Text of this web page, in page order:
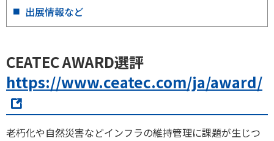
出展情報など
CEATEC AWARD選評
https://www.ceatec.com/ja/award/
老朽化や自然災害などインフラの維持管理に課題が生じつ